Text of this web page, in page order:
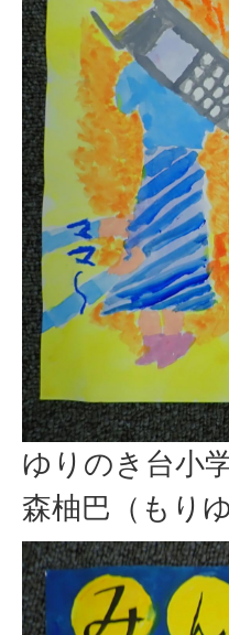
ゆりのき台小
森柚巴（もり